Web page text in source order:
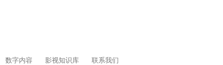
数字内容 影视知识库 联系我们